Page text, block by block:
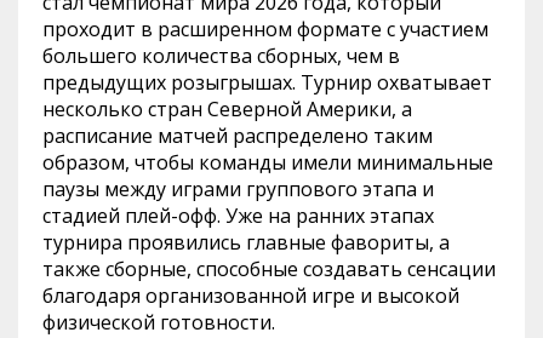
проходит в расширенном формате с участием
большего количества сборных, чем в
предыдущих розыгрышах. Турнир охватывает
несколько стран Северной Америки, а
расписание матчей распределено таким
образом, чтобы команды имели минимальные
паузы между играми группового этапа и
стадией плей-офф. Уже на ранних этапах
турнира проявились главные фавориты, а
также сборные, способные создавать сенсации
благодаря организованной игре и высокой
физической готовности.